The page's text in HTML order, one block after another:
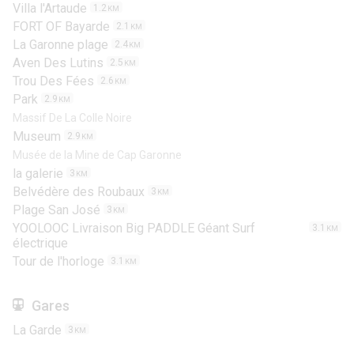
Villa l'Artaude 1.2 KM
FORT OF Bayarde 2.1 KM
La Garonne plage 2.4 KM
Aven Des Lutins 2.5 KM
Trou Des Fées 2.6 KM
Park 2.9 KM
Massif De La Colle Noire
Museum 2.9 KM
Musée de la Mine de Cap Garonne
la galerie 3 KM
Belvédère des Roubaux 3 KM
Plage San José 3 KM
YOOLOOC Livraison Big PADDLE Géant Surf
électrique
3.1 KM
Tour de l'horloge 3.1 KM
Gares
La Garde 3 KM